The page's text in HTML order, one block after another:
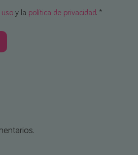
y la política de privacidad. *